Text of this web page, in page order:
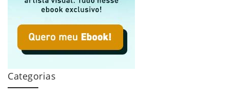
Categorias